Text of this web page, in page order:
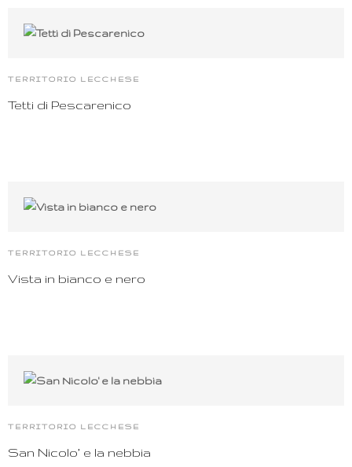
TERRITORIO LECCHESE
Tetti di Pescarenico
TERRITORIO LECCHESE
Vista in bianco e nero
TERRITORIO LECCHESE
San Nicolo’ e la nebbia